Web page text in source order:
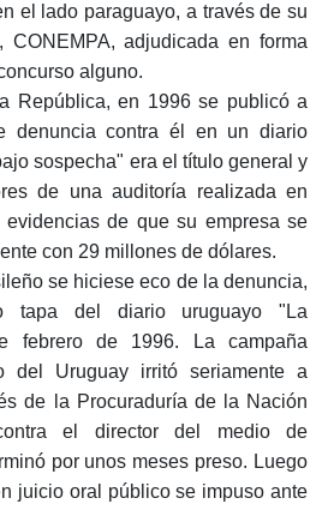
el lado paraguayo, a través de su
CONEMPA, adjudicada en forma
alguno.
República, en 1996 se publicó a
denuncia contra él en un diario
sospecha" era el título general y
de una auditoría realizada en
de que su empresa se
con 29 millones de dólares.
se hiciese eco de la denuncia,
tapa del diario uruguayo "La
febrero de 1996. La campaña
del Uruguay irritó seriamente a
de la Procuraduría de la Nación
el director del medio de
por unos meses preso. Luego
juicio oral público se impuso ante